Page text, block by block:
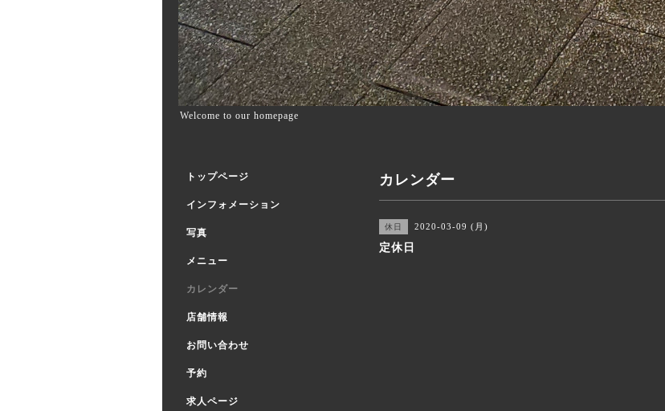
Welcome to our homepage
カレンダー
休日 2020-03-09 (月)
定休日
トップページ
インフォメーション
写真
メニュー
カレンダー
店舗情報
お問い合わせ
予約
求人ページ